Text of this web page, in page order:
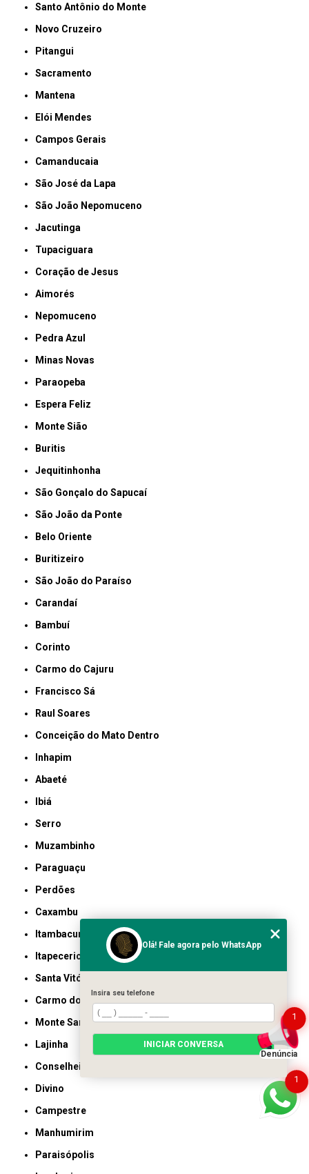
Santo Antônio do Monte
Novo Cruzeiro
Pitangui
Sacramento
Mantena
Elói Mendes
Campos Gerais
Camanducaia
São José da Lapa
São João Nepomuceno
Jacutinga
Tupaciguara
Coração de Jesus
Aimorés
Nepomuceno
Pedra Azul
Minas Novas
Paraopeba
Espera Feliz
Monte Sião
Buritis
Jequitinhonha
São Gonçalo do Sapucaí
São João da Ponte
Belo Oriente
Buritizeiro
São João do Paraíso
Carandaí
Bambuí
Corinto
Carmo do Cajuru
Francisco Sá
Raul Soares
Conceição do Mato Dentro
Inhapim
Abaeté
Ibiá
Serro
Muzambinho
Paraguaçu
Perdões
Caxambu
Itambacuri
Itapecerica
Santa Vitória
Carmo do Rio Claro
Monte Santo de Minas
Lajinha
Conselheiro Pena
Divino
Campestre
Manhumirim
Paraisópolis
1
Olá! Fale agora pelo WhatsApp
Insira seu telefone
INICIAR CONVERSA
1
Denúncia